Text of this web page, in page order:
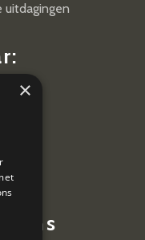
uitdagingen
×